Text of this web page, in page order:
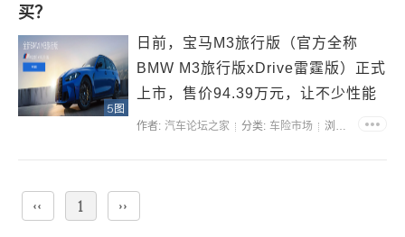
买？
5图
日前，宝马M3旅行版（官方全称
BMW M3旅行版xDrive雷霆版）正式
上市，售价94.39万元，让不少性能
车爱好者重新关注这个细分市场。
了购车门槛，更关键的是它与101.7
万的豪...
作者: 汽车论坛之家 分类: 车险市场 浏览:32921
‹‹ 1 ››